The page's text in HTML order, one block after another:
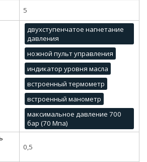
5
двухступенчатое нагнетание
давления
ножной пульт управления
индикатор уровня масла
встроенный термометр
встроенный манометр
максимальное давление 700
бар (70 Мпа)
0,5